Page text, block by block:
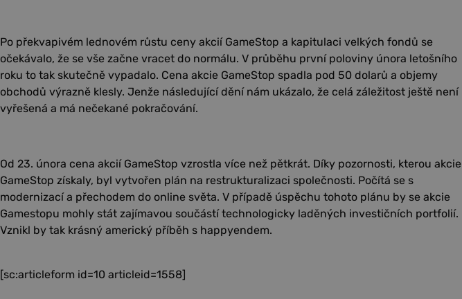
Po překvapivém lednovém růstu ceny akcií GameStop a kapitulaci velkých fondů se
očekávalo, že se vše začne vracet do normálu. V průběhu první poloviny února letošního
roku to tak skutečně vypadalo. Cena akcie GameStop spadla pod 50 dolarů a objemy
obchodů výrazně klesly. Jenže následující dění nám ukázalo, že celá záležitost ještě není
vyřešená a má nečekané pokračování.
Od 23. února cena akcií GameStop vzrostla více než pětkrát. Díky pozornosti, kterou akcie
GameStop získaly, byl vytvořen plán na restrukturalizaci společnosti. Počítá se s
modernizací a přechodem do online světa. V případě úspěchu tohoto plánu by se akcie
Gamestopu mohly stát zajímavou součástí technologicky laděných investičních portfolií.
Vznikl by tak krásný americký příběh s happyendem.
[sc:articleform id=10 articleid=1558]